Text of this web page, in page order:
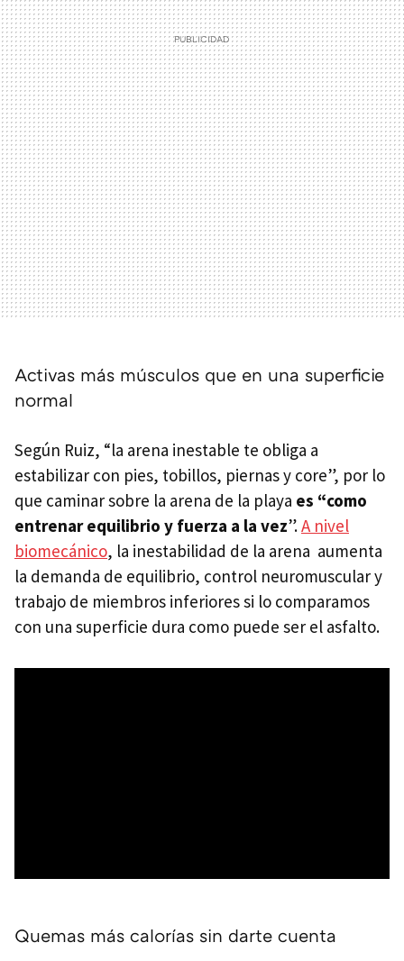
Activas más músculos que en una superficie
normal
Según Ruiz, “la arena inestable te obliga a
estabilizar con pies, tobillos, piernas y core”, por lo
que caminar sobre la arena de la playa es “como
entrenar equilibrio y fuerza a la vez”.A nivel
biomecánico, la inestabilidad de la arena aumenta
la demanda de equilibrio, control neuromuscular y
trabajo de miembros inferiores si lo comparamos
con una superficie dura como puede ser el asfalto.
Quemas más calorías sin darte cuenta